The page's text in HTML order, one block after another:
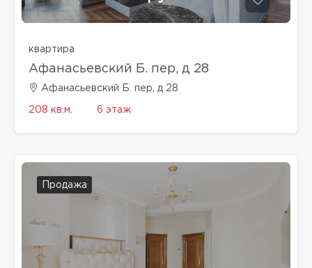
квартира
Афанасьевский Б. пер, д 28
Афанасьевский Б. пер, д 28
208 кв.м. 6 этаж
Продажа